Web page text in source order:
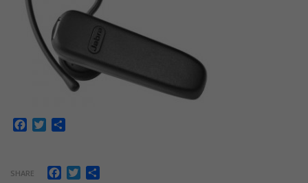
Facebook
Twitter
SHARE Facebook
Twitter